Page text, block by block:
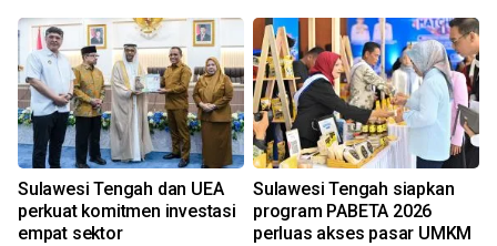
Sulawesi Tengah dan UEA
perkuat komitmen investasi
empat sektor
Sulawesi Tengah siapkan
program PABETA 2026
perluas akses pasar UMKM